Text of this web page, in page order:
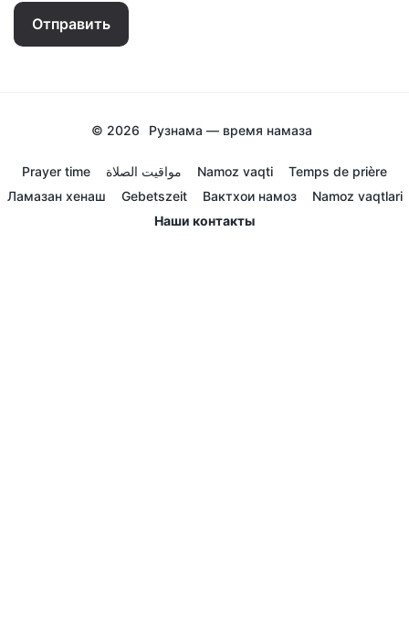
Отправить
© 2026 Рузнама — время намаза
Prayer time مواقيت الصلاة Namoz vaqti
Temps de prière
Ламазан хенаш
Gebetszeit Вактхои намоз
Namoz vaqtlari
Наши контакты